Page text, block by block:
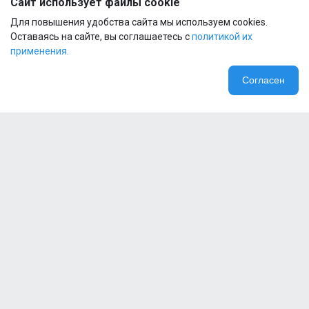
100 30g
Для повышения удобства сайта мы используем cookies.
Оставаясь на сайте, вы соглашаетесь сполитикой их
применения.
Согласен